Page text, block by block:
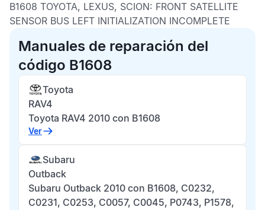
B1608 TOYOTA, LEXUS, SCION: FRONT SATELLITE
SENSOR BUS LEFT INITIALIZATION INCOMPLETE
Manuales de reparación del
código B1608
Toyota
RAV4
Toyota RAV4 2010 con B1608
Ver
Subaru
Outback
Subaru Outback 2010 con B1608, C0232,
C0231, C0253, C0057, C0045, P0743, P1578,